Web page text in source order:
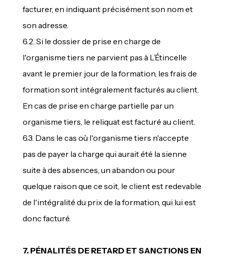
facturer, en indiquant précisément son nom et
son adresse.
6.2. Si le dossier de prise en charge de
l'organisme tiers ne parvient pas à L’Étincelle
avant le premier jour de la formation, les frais de
formation sont intégralement facturés au client.
En cas de prise en charge partielle par un
organisme tiers, le reliquat est facturé au client.
6.3. Dans le cas où l'organisme tiers n'accepte
pas de payer la charge qui aurait été la sienne
suite à des absences, un abandon ou pour
quelque raison que ce soit, le client est redevable
de l'intégralité du prix de la formation, qui lui est
donc facturé.
7. PÉNALITÉS DE RETARD ET SANCTIONS EN